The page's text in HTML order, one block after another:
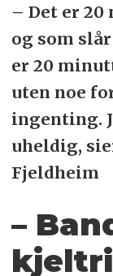
– Det er
og som
er 20
uten noe
ingenting.
uheldig,
Fjeldheim
–